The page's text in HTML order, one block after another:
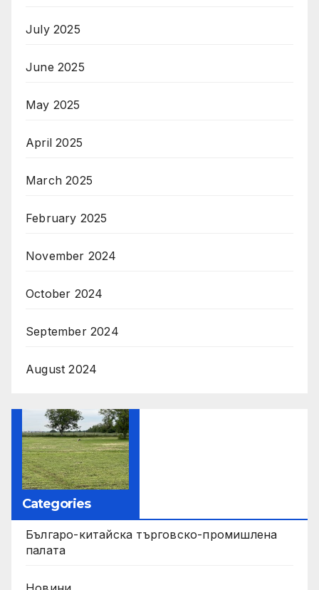
July 2025
June 2025
May 2025
April 2025
March 2025
February 2025
November 2024
October 2024
September 2024
August 2024
Categories
Българо-китайска търговско-промишлена
палата